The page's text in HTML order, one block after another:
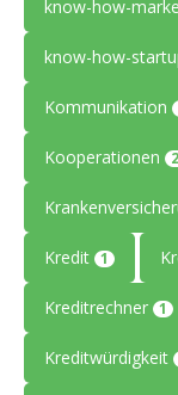
know-how-
know-how-
Kommunikation
Kooperationen
Kredit 1
Kreditrechner 1
Kreditwürdigkeit